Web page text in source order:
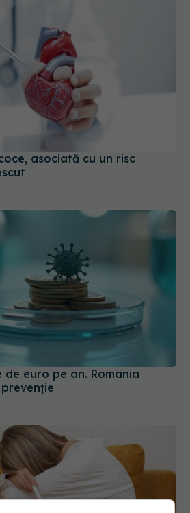
asociată cu un risc
de euro pe an. România